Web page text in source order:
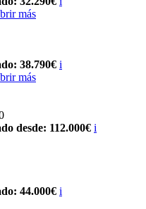
más
38.790€ i
más
desde: 112.000€ i
44.000€ i